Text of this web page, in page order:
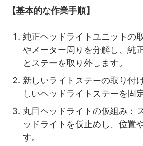
【基本的な作業手順】
純正ヘッドライトユニットの
やメーター周りを分解し、純
とステーを取り外します。
新しいライトステーの取り付
しいヘッドライトステーを固
丸目ヘッドライトの仮組み：
ッドライトを仮止めし、位置
す。